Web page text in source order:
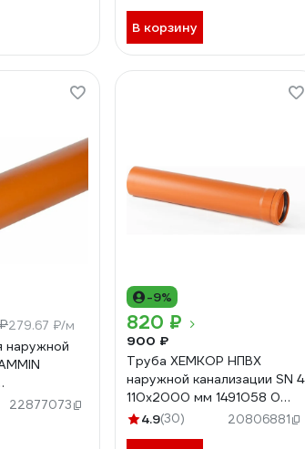
В корзину
279.67 ₽/м
наружной
22877073
-9%
820 ₽
900 ₽
Труба ХЕМКОР НПВХ
наружной канализации SN 4
110x2000 мм 1491058 0
5983
4.9(30) 20806881